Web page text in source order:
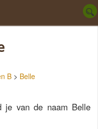
B > Belle
je van de naam Belle